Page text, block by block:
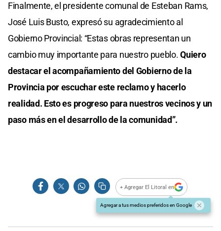
Finalmente, el presidente comunal de Esteban Rams,
José Luis Busto, expresó su agradecimiento al
Gobierno Provincial: “Estas obras representan un
cambio muy importante para nuestro pueblo.Quiero
destacar el acompañamiento del Gobierno de la
Provincia por escuchar este reclamo y hacerlo
realidad. Esto es progreso para nuestros vecinos y un
paso más en el desarrollo de la comunidad”.
+ Agregar El Litoral en
Agregar a tus medios preferidos en Google